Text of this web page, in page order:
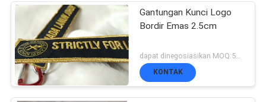
WISATA
PABRIK
KONTROL
Custom bordir
Patch
Gantungan Kunci Logo
Bordir Emas 2.5cm
KONTAK